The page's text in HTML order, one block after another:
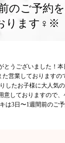
のご予約
ります‍♀️※
とうございました！
営業しておりますの
したお子様に大人気
意しておりますので
は3日〜1週間前のご